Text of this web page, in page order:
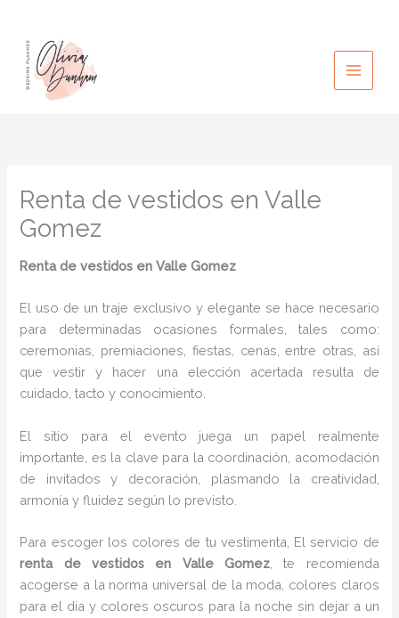
contenido
Renta de vestidos en Valle
Gomez
Renta de vestidos en Valle Gomez
El uso de un traje exclusivo y elegante se hace necesario
para determinadas ocasiones formales, tales como:
ceremonias, premiaciones, fiestas, cenas, entre otras, así
que vestir y hacer una elección acertada resulta de
cuidado, tacto y conocimiento.
El sitio para el evento juega un papel realmente
importante, es la clave para la coordinación, acomodación
de invitados y decoración, plasmando la creatividad,
armonía y fluidez según lo previsto.
Para escoger los colores de tu vestimenta, El servicio de
renta de vestidos en Valle Gomez, te recomienda
acogerse a la norma universal de la moda, colores claros
para el día y colores oscuros para la noche sin dejar a un